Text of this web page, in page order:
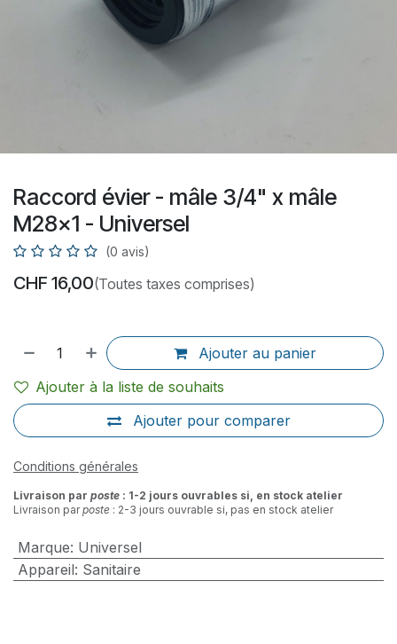
Raccord évier - mâle 3/4" x mâle
M28x1 - Universel
(0 avis)
CHF 16,00(Toutes taxes comprises)
Ajouter au panier
Ajouter pour comparer
Ajouter à la liste de souhaits
Conditions générales
Livraison par poste : 1-2 jours ouvrables si, en stock atelier
Livraison parposte : 2-3 jours ouvrable si, pas en stock atelier
Marque: Universel
Appareil: Sanitaire